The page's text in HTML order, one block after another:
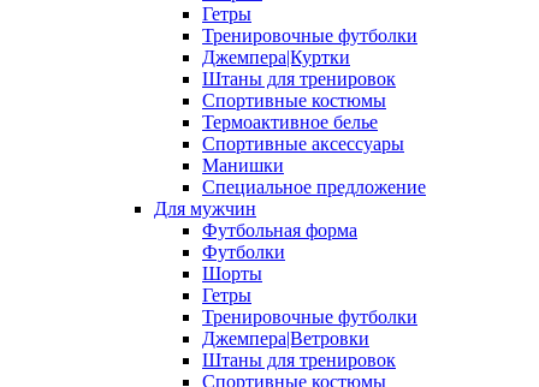
Гетры
Тренировочные футболки
Джемпера|Куртки
Штаны для тренировок
Спортивные костюмы
Термоактивное белье
Спортивные аксессуары
Манишки
Специальное предложение
Для мужчин
Футбольная форма
Футболки
Шорты
Гетры
Тренировочные футболки
Джемпера|Ветровки
Штаны для тренировок
Спортивные костюмы